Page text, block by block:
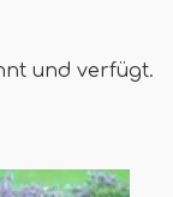
und verfügt.